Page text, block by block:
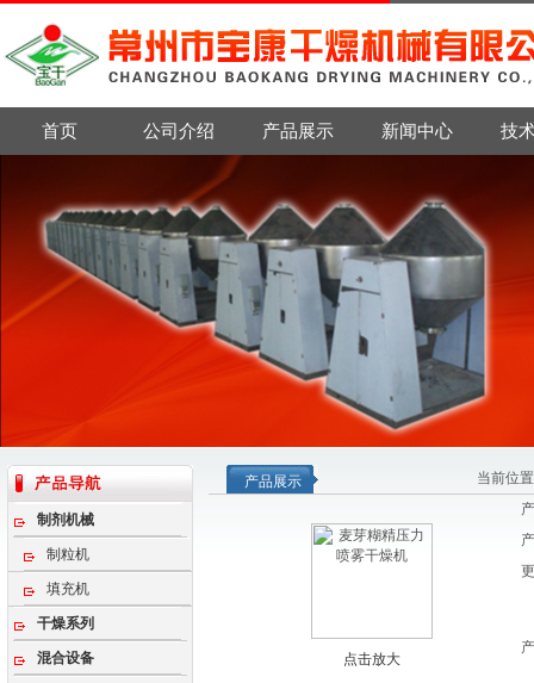
首页 公司介绍 产品展示 新闻中心 技
制剂机械
制粒机
填充机
干燥系列
混合设备
产品展示 当前位
点击放大